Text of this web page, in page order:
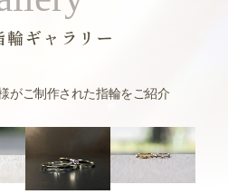
輪ギャラリー
がご制作された指輪をご紹介